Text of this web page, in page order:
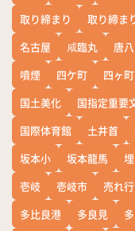
取り締まり
取り締ま
名古屋
咸臨丸 唐
噴煙
四ケ町 四ヶ
国土美化
国指定重要
国際体育館
土井首
坂本小
坂本龍馬
壱岐
壱岐市 売れ
多比良港
多良見